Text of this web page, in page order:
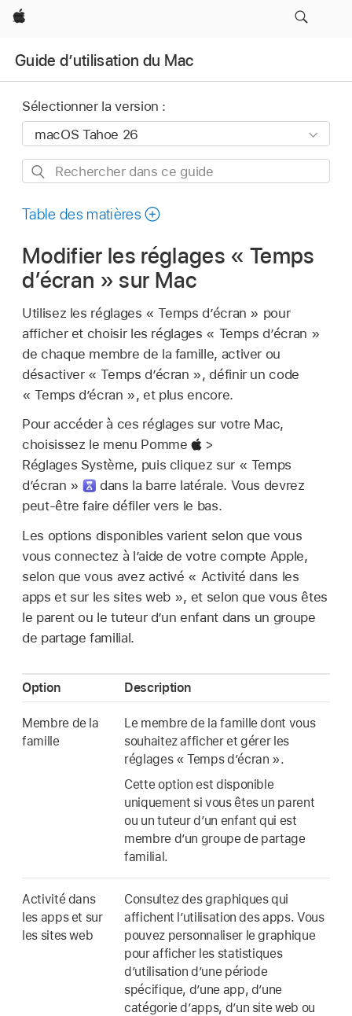
Apple
Guide d’utilisation du Mac
Sélectionner la version :
Rechercher
ce
Table des matières
Modifier les réglages « Temps
d’écran » sur Mac
Utilisez les réglages « Temps d’écran » pour
afficher et choisir les réglages « Temps d’écran »
de chaque membre de la famille, activer ou
désactiver « Temps d’écran », définir un code
« Temps d’écran », et plus encore.
Pour accéder à ces réglages sur votre Mac,
choisissez le menu Pomme
>
Réglages Système, puis cliquez sur « Temps
d’écran »
dans la barre latérale. Vous devrez
peut-être faire défiler vers le bas.
Les options disponibles varient selon que vous
vous connectez à l’aide de votre compte Apple,
selon que vous avez activé « Activité dans les
apps et sur les sites web », et selon que vous êtes
le parent ou le tuteur d’un enfant dans un groupe
de partage familial.
Option Description
Membre de la
famille
Le membre de la famille dont vous
souhaitez afficher et gérer les
réglages « Temps d’écran ».
Cette option est disponible
uniquement si vous êtes un parent
ou un tuteur d’un enfant qui est
membre d’un groupe de partage
familial.
Activité dans
les apps et sur
les sites web
Consultez des graphiques qui
affichent l’utilisation des apps. Vous
pouvez personnaliser le graphique
pour afficher les statistiques
d’utilisation d’une période
spécifique, d’une app, d’une
catégorie d’apps, d’un site web ou